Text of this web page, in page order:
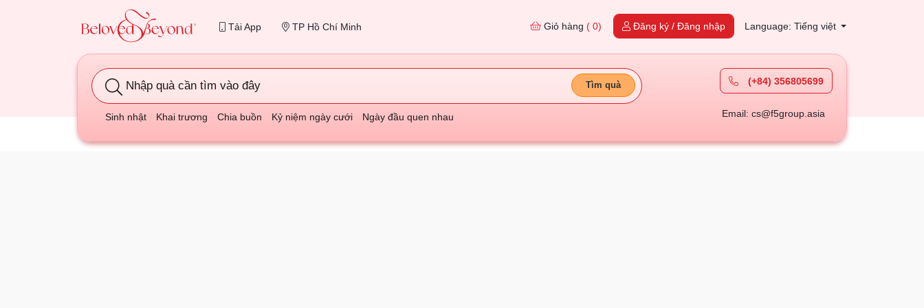
Tải App TP Hồ Chí Minh Giỏ hàng ( 0) Đăng ký / Đăng nhập Language: Tiếng việt
Nhập quà cần tìm vào đây Tìm quà
Sinh nhật Khai trương Chia buồn Kỷ niệm ngày cưới Ngày đầu quen nhau
(+84) 356805699
Email: cs@f5group.asia